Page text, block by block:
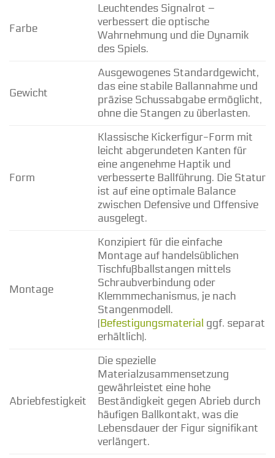
Farbe
Leuchtendes Signalrot –
verbessert die optische
Wahrnehmung und die Dynamik
des Spiels.
Gewicht
Ausgewogenes Standardgewicht,
das eine stabile Ballannahme und
präzise Schussabgabe ermöglicht,
ohne die Stangen zu überlasten.
Form
Klassische Kickerfigur-Form mit
leicht abgerundeten Kanten für
eine angenehme Haptik und
verbesserte Ballführung. Die Statur
ist auf eine optimale Balance
zwischen Defensive und Offensive
ausgelegt.
Montage
Konzipiert für die einfache
Montage auf handelsüblichen
Tischfußballstangen mittels
Schraubverbindung oder
Klemmmechanismus, je nach
Stangenmodell.
(Befestigungsmaterialggf. separat
erhältlich).
Abriebfestigkeit
Die spezielle
Materialzusammensetzung
gewährleistet eine hohe
Beständigkeit gegen Abrieb durch
häufigen Ballkontakt, was die
Lebensdauer der Figur signifikant
verlängert.